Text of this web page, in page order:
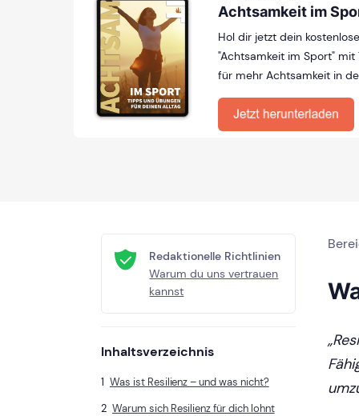
Achtsamkeit im
Hol dir jetzt dein
"Achtsamkeit im Sport"
für mehr Achtsamkeit in
Redaktionelle Richtlinien
Warum du uns vertrauen
kannst
Inhaltsverzeichnis
Was ist Resilienz – und was nicht?
Warum sich Resilienz für dich lohnt